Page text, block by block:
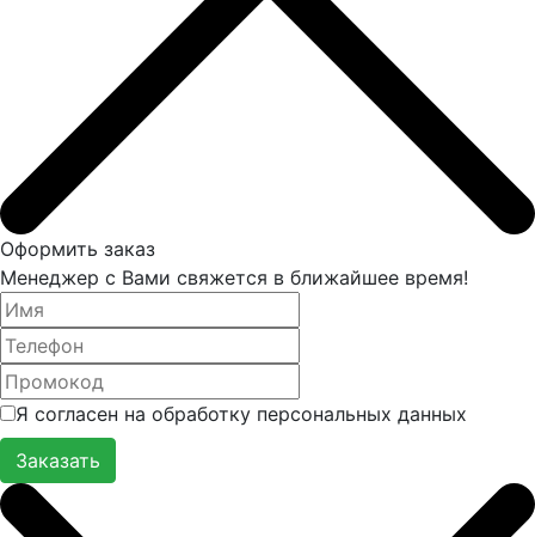
Оформить заказ
Менеджер с Вами свяжется в ближайшее время!
Я согласен на обработку персональных данных
Заказать